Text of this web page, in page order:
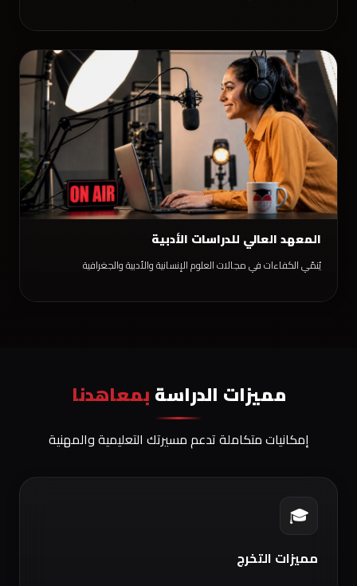
المعهد العالي للدراسات الأدبية
يُنمّي الكفاءات في مجالات العلوم الإنسانية والأدبية والجغرافية
مميزات الدراسة بمعاهدنا
إمكانيات متكاملة تدعم مسيرتك التعليمية والمهنية
🎓
مميزات التخرج